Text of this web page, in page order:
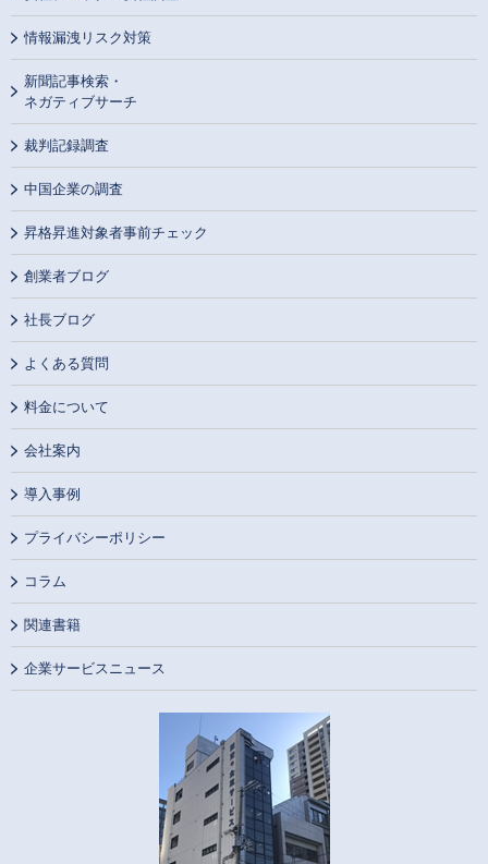
情報漏洩リスク対策
新聞記事検索・
ネガティブサーチ
裁判記録調査
中国企業の調査
昇格昇進対象者事前チェック
創業者ブログ
社長ブログ
よくある質問
料金について
会社案内
導入事例
プライバシーポリシー
コラム
関連書籍
企業サービスニュース